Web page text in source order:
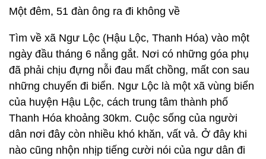
Một đêm, 51 đàn ông ra đi không về
Tìm về xã Ngư Lộc (Hậu Lộc, Thanh Hóa) vào một
ngày đầu tháng 6 nắng gắt. Nơi có những góa phụ
đã phải chịu đựng nỗi đau mất chồng, mất con sau
những chuyến đi biển. Ngư Lộc là một xã vùng biển
của huyện Hậu Lộc, cách trung tâm thành phố
Thanh Hóa khoảng 30km. Cuộc sống của người
dân nơi đây còn nhiều khó khăn, vất vả. Ở đây khi
nào cũng nhộn nhịp tiếng cười nói của ngư dân đi